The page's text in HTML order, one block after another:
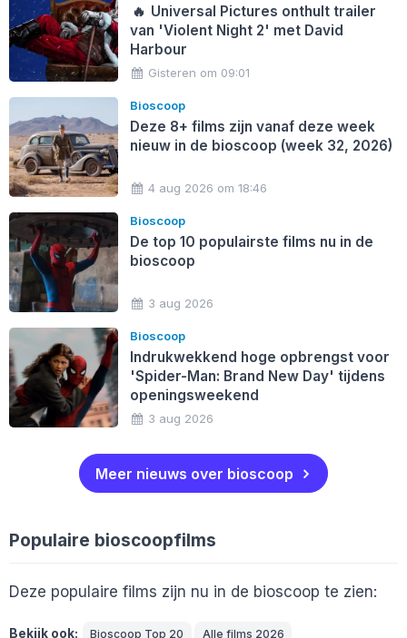
🔥 Universal Pictures onthult trailer
van 'Violent Night 2' met David
Harbour
Gisteren om 09:01
Bioscoop
Deze 8+ films zijn vanaf deze week
nieuw in de bioscoop (week 32, 2026)
4 aug 2026 om 18:46
Bioscoop
De top 10 populairste films nu in de
bioscoop
3 aug 2026
Bioscoop
Indrukwekkend hoge opbrengst voor
'Spider-Man: Brand New Day' tijdens
openingsweekend
3 aug 2026
Meer nieuws over bioscoop
Populaire bioscoopfilms
Deze populaire films zijn nu in de bioscoop te zien:
Bekijk ook: Bioscoop Top 20 Alle films 2026